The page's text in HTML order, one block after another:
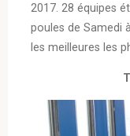
2017. 28 équipes
poules de Samedi
les meilleures les